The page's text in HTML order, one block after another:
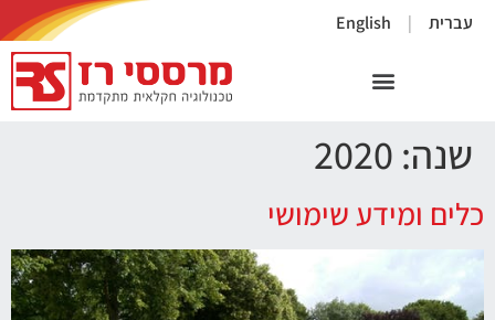
עברית English
שנה: 2020
כלים ומידע שימושי
×